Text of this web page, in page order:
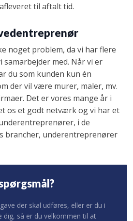
til aftalt tid.
noget problem, da vi har flere
med. Når vi er
du som kunden kun én
der vil være murer, maler, mv.
Det er vores mange år i
os et godt netværk og vi har et
i de
brancher, underentreprenører
der skal udføres, eller er du i
så er du velkommen til at